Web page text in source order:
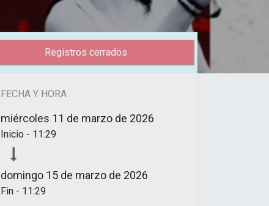
Registros cerrados
FECHA Y HORA
miércoles 11 de marzo de 2026
Inicio - 11:29
domingo 15 de marzo de 2026
Fin - 11:29